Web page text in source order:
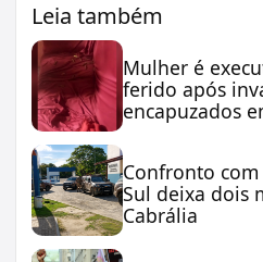
Leia também
Mulher é
ferido após
encapuzados
Confronto
Sul deixa dois
Cabrália